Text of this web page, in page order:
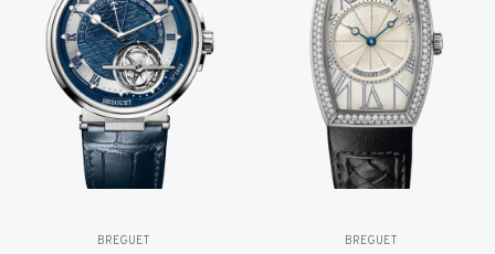
BREGUET BREGUET